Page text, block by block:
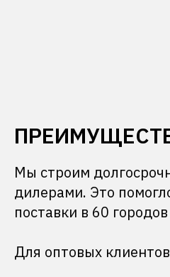
Мы строим
дилерами. Это
поставки в 60
Для оптовых